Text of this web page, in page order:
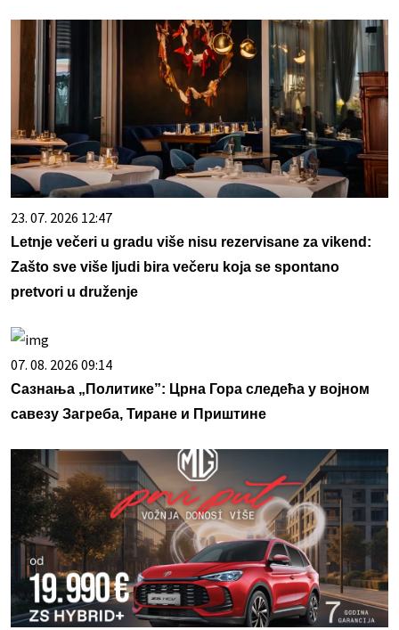
23. 07. 2026 12:47
Letnje večeri u gradu više nisu rezervisane za vikend:
Zašto sve više ljudi bira večeru koja se spontano
pretvori u druženje
07. 08. 2026 09:14
Сазнања „Политике”: Црна Гора следећа у војном
савезу Загреба, Тиране и Приштине